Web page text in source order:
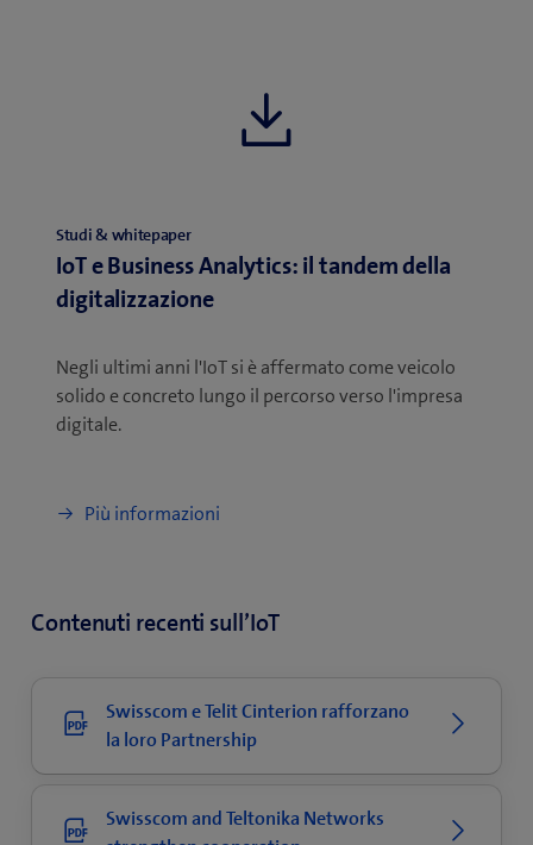
Studi & whitepaper
IoT e Business Analytics: il tandem della
digitalizzazione
Negli ultimi anni l'IoT si è affermato come veicolo
solido e concreto lungo il percorso verso l'impresa
digitale.
Più informazioni
Contenuti recenti sull’IoT
Swisscom e Telit Cinterion rafforzano
la loro Partnership
Swisscom and Teltonika Networks